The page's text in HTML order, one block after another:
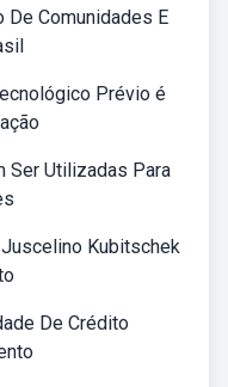
De Comunidades E
Prévio é
Ser Utilizadas Para
Kubitschek
De Crédito